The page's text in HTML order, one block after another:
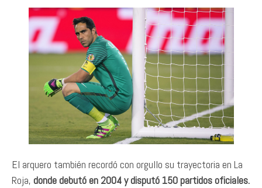
El arquero también recordó con orgullo su trayectoria en La
Roja, donde debutó en 2004 y disputó 150 partidos oficiales.